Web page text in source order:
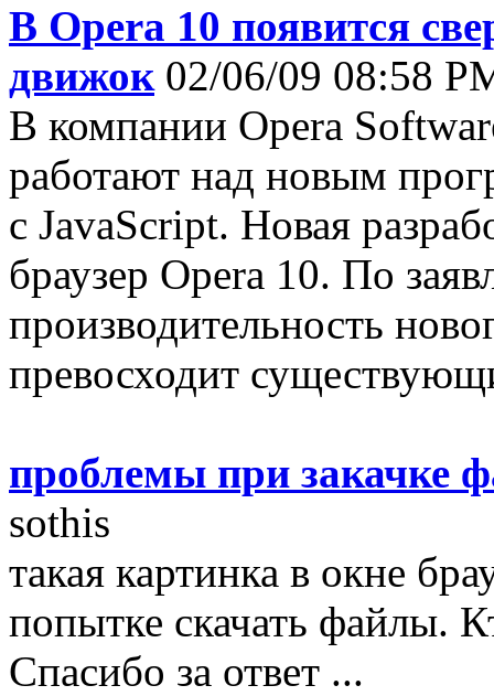
В Opera 10 появится
движок02/06/09 08:58
В компании Opera
работают над новым
с JavaScript. Новая
браузер Opera 10. По
производительность
превосходит
проблемы при закачке
sothis
такая картинка в окне
попытке скачать файлы.
Спасибо за ответ ...